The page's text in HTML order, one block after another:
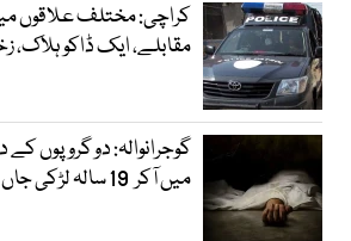
مقابلے، ایک ڈاکو ہلاک،
گوجرانوالہ: دو گروپوں
میں آکر 19 سالہ لڑکی جاں بحق